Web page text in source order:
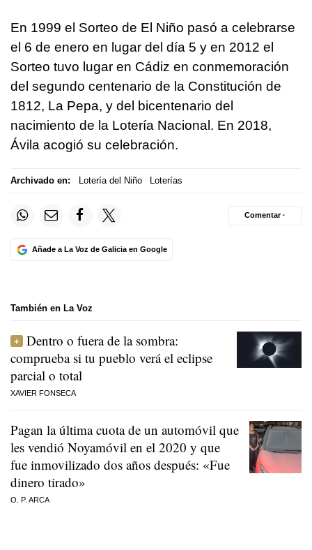
En 1999 el Sorteo de El Niño pasó a celebrarse
el 6 de enero en lugar del día 5 y en 2012 el
Sorteo tuvo lugar en Cádiz en conmemoración
del segundo centenario de la Constitución de
1812, La Pepa, y del bicentenario del
nacimiento de la Lotería Nacional. En 2018,
Ávila acogió su celebración.
Archivado en: Lotería del Niño Loterías
Añade a La Voz de Galicia en Google
Comentar ·
También en La Voz
Dentro o fuera de la sombra:
comprueba si tu pueblo verá el eclipse
parcial o total
XAVIER FONSECA
Pagan la última cuota de un automóvil que
les vendió Noyamóvil en el 2020 y que
fue inmovilizado dos años después: «Fue
dinero tirado»
O. P. ARCA